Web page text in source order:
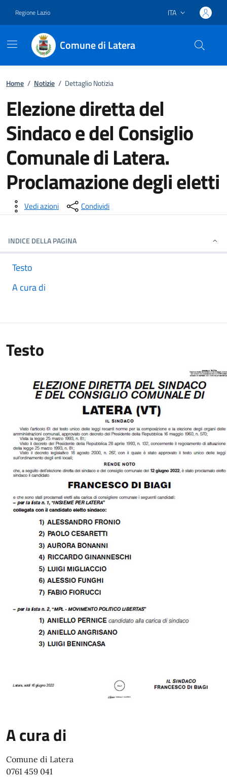
Regione Lazio Lingua attiva:
ITA
Comune di Latera
Home / Notizie / Dettaglio Notizia
Elezione diretta del
Sindaco e del Consiglio
Comunale di Latera.
Proclamazione degli eletti
Dettagli della notizia
Vedi azioni Condividi
INDICE DELLA PAGINA
Testo
A cura di
Testo
A cura di
Comune di Latera
0761 459 041